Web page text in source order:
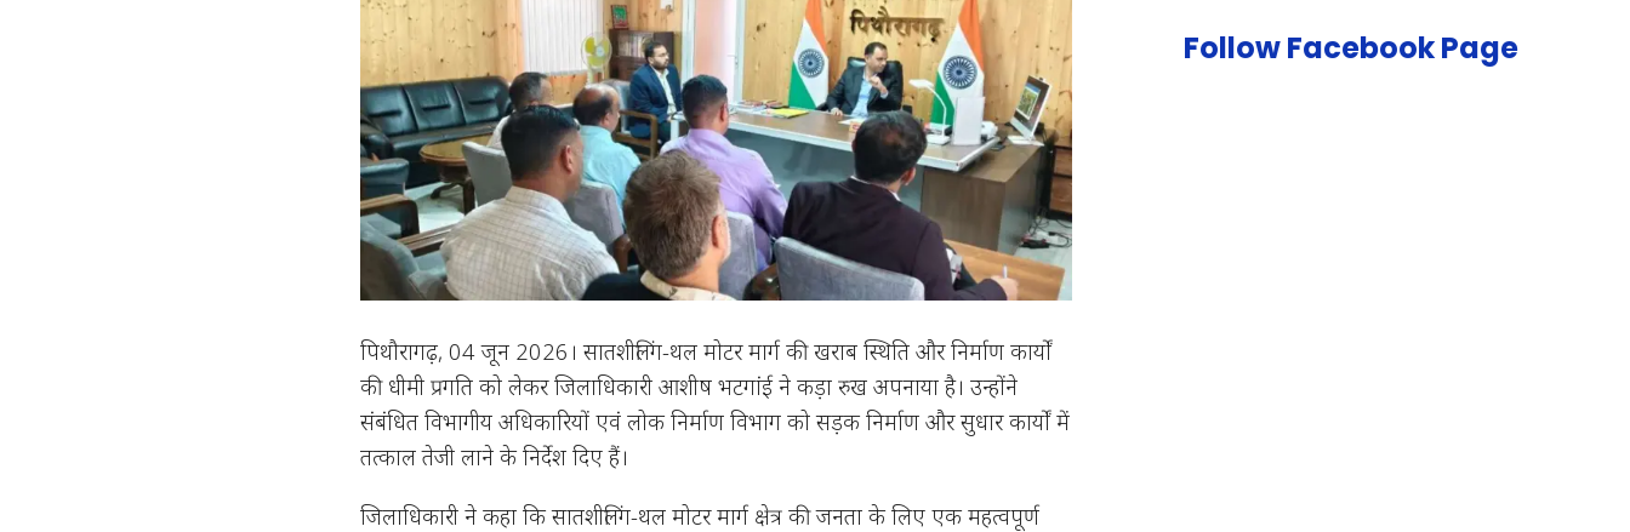
पिथौरागढ़, 04 जून 2026। सातशीलिंग-थल मोटर मार्ग की खराब स्थिति और निर्माण कार्यों
की धीमी प्रगति को लेकर जिलाधिकारी आशीष भटगांई ने कड़ा रुख अपनाया है। उन्होंने
संबंधित विभागीय अधिकारियों एवं लोक निर्माण विभाग को सड़क निर्माण और सुधार कार्यों में
तत्काल तेजी लाने के निर्देश दिए हैं।
जिलाधिकारी ने कहा कि सातशीलिंग-थल मोटर मार्ग क्षेत्र की जनता के लिए एक महत्वपूर्ण
Follow Facebook Page